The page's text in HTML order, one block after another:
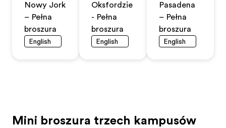
Nowy Jork
– Pełna
broszura
English
Oksfordzie
- Pełna
broszura
English
Pasadena
– Pełna
broszura
English
Mini broszura trzech kampusów